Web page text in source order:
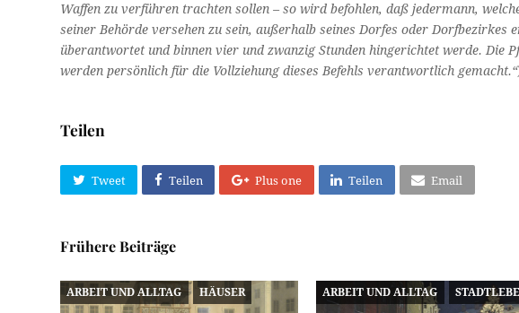
Waffen zu verführen trachten sollen – so wird befohlen, daß jedermann,
seiner Behörde versehen zu sein, außerhalb seines Dorfes oder
überantwortet und binnen vier und zwanzig Stunden hingerichtet werde. Die
werden persönlich für die Vollziehung dieses Befehls verantwortlich gemacht.“
Teilen
Tweet Teilen Plus one Teilen Email
Frühere Beiträge
ARBEIT UND ALLTAG HÄUSER ARBEIT UND ALLTAG